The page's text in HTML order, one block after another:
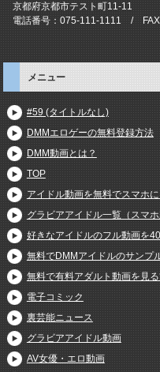
京都府京都市テスト町11-11
電話番号：075-111-1111 / FAX
メニュー
#59 (タイトルなし)
DMMエロゲーの無料登録方法
DMM動画とは？
TOP
アイドル動画を無料でスマホ
グラビアアイドル一覧（スマホ
好きなアイドルのフル動画を
無料でDMMアイドルのサンプ
無料で有料アダルト動画を見
電子コミック
裏芸能ニュース
グラビアアイドル動画
AV女優・エロ動画